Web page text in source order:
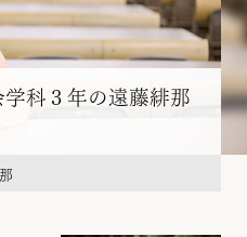
科３年の遠藤緋那